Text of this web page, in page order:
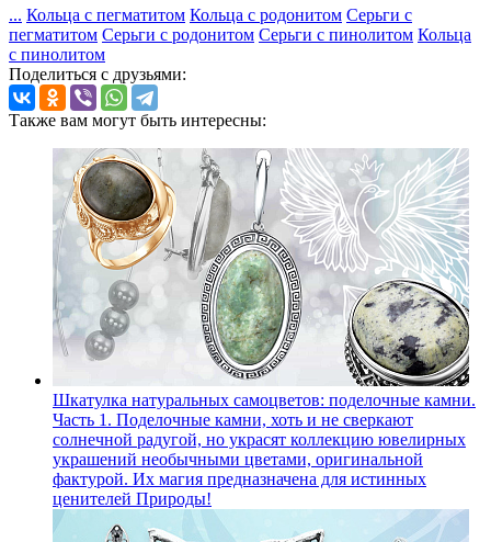
... Кольца с пегматитом Кольца с родонитом Серьги с
пегматитом Серьги с родонитом Серьги с пинолитом Кольца
с пинолитом
Поделиться с друзьями:
Также вам могут быть интересны:
Шкатулка натуральных самоцветов: поделочные камни.
Часть 1. Поделочные камни, хоть и не сверкают
солнечной радугой, но украсят коллекцию ювелирных
украшений необычными цветами, оригинальной
фактурой. Их магия предназначена для истинных
ценителей Природы!